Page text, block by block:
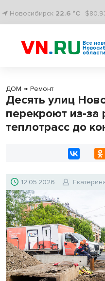
Новосибирск 22.6 °C
Все
области
ДОМ → Ремонт
Десять улиц
перекроют из-за
теплотрасс до
12.05.2026